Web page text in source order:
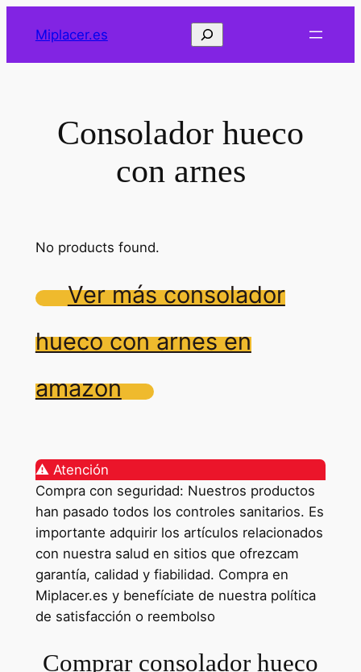
Miplacer.es Buscar
Consolador hueco
con arnes
No products found.
Ver más consolador
hueco con arnes en
amazon
⚠️ Atención
Compra con seguridad: Nuestros productos
han pasado todos los controles sanitarios. Es
importante adquirir los artículos relacionados
con nuestra salud en sitios que ofrezcam
garantía, calidad y fiabilidad. Compra en
Miplacer.es y benefíciate de nuestra política
de satisfacción o reembolso
Comprar consolador hueco